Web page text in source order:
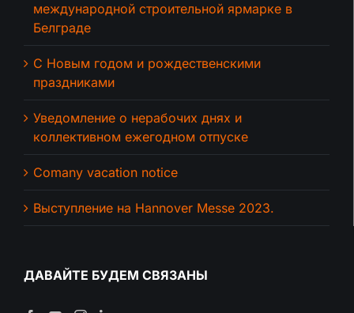
международной строительной ярмарке в
Белграде
С Новым годом и рождественскими
праздниками
Уведомление о нерабочих днях и
коллективном ежегодном отпуске
Comany vacation notice
Выступление на Hannover Messe 2023.
ДАВАЙТЕ БУДЕМ СВЯЗАНЫ